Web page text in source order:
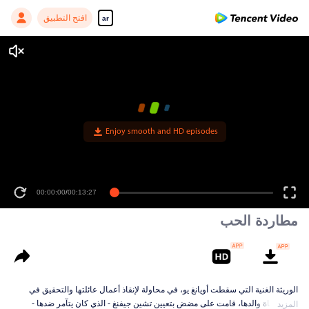
ar افتح التطبيق
Enjoy smooth and HD episodes
00:00:00/00:13:27
مطاردة الحب
الوريثة الغنية التي سقطت أويانغ يو، في محاولة لإنقاذ أعمال عائلتها والتحقيق في
سبب وفاة والدها، قامت على مضض بتعيين تشين جيفنغ - الذي كان يتآمر ضدها -
المزيد